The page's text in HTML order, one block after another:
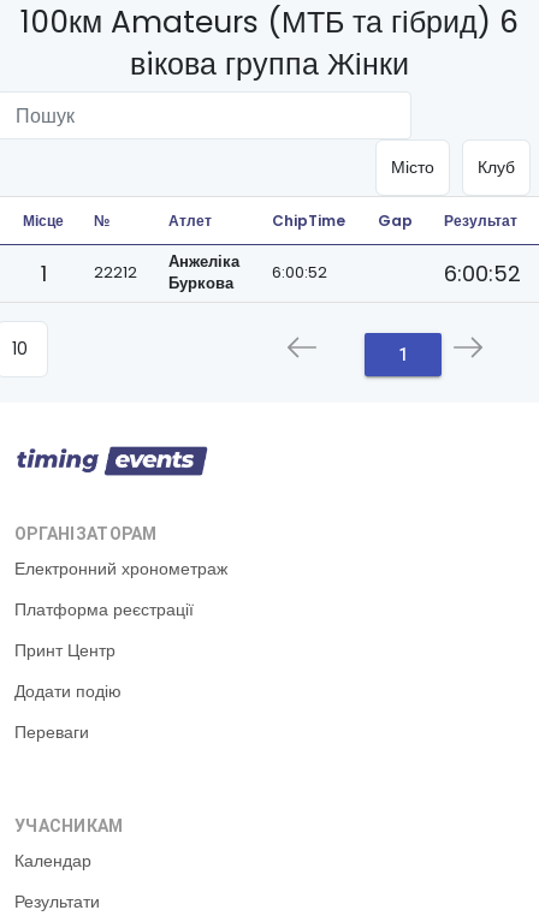
100км Amateurs (МТБ та гібрид) 6
вiкова группа Жінки
Місце № Атлет ChipTime Gap Результат
1 22212
Анжеліка
Буркова
6:00:52 6:00:52
1
ОРГАНІЗАТОРАМ
Електронний хронометраж
Платформа реєстрації
Принт Центр
Додати подію
Переваги
УЧАСНИКАМ
Календар
Результати